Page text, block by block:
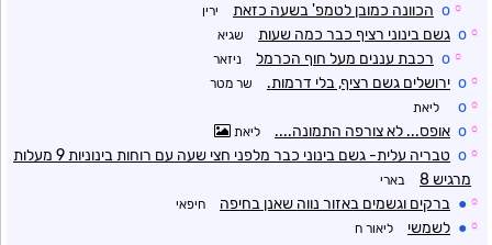
☼
o הכוונה כמובן לטמפ' בשעה כזאת ירין
☼
o גשם בינוני רציף כבר כמה שעות שגיא
☼
o רכבת עננים מעל חוף הכרמל ניזאר
☼
o ירושלים גשם רציף, בלי דרמות. שר מטר
☼
o ליאת
☼
o אופס... לא צורפה התמונה.... ליאת
☼
o
טבריה עלית- גשם בינוני כבר מלפני חצי שעה עם רוחות בינוניות 9 מעלות
מרגיש 8
בארי
☼
● ברקים וגשמים באזור נווה שאנן בחיפה חיפאי
☼
● לשמשי ליאור ח